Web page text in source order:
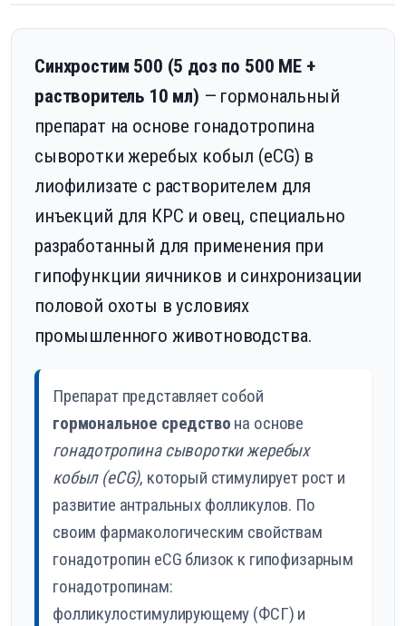
Синхростим 500 (5 доз по 500 МЕ +
растворитель 10 мл) — гормональный
препарат на основе гонадотропина
сыворотки жеребых кобыл (eCG) в
лиофилизате с растворителем для
инъекций для КРС и овец, специально
разработанный для применения при
гипофункции яичников и синхронизации
половой охоты в условиях
промышленного животноводства.
Препарат представляет собой
гормональное средство на основе
гонадотропина сыворотки жеребых
кобыл (eCG), который стимулирует рост и
развитие антральных фолликулов. По
своим фармакологическим свойствам
гонадотропин eCG близок к гипофизарным
гонадотропинам:
фолликулостимулирующему (ФСГ) и